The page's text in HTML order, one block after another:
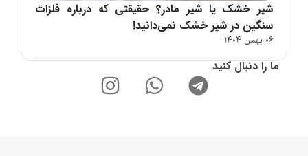
شیر خشک یا شیر مادر؟ حقیقتی که درباره فلزات
سنگین در شیر خشک نمی‌دانید!
06 بهمن 1404
ما را دنبال کنید